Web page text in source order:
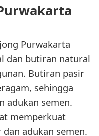
Purwakarta
dan butiran natural
Butiran pasir
sehingga
adukan semen.
memperkuat
adukan semen.